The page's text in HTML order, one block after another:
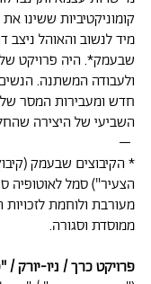
קומוניקטיביות ששינו
מיד לנשוב והאוהל ניצב
שבעמק*. היה פרויקט
ולעבודה המשתנה.
חדש ומעבירות המסר
השביעי של היצירה
–
* הקיבוצים שבעמק
מעורבת ולוחמת
ממוסדת וסגורה.
פרויקט כרך / ניו-יורק /